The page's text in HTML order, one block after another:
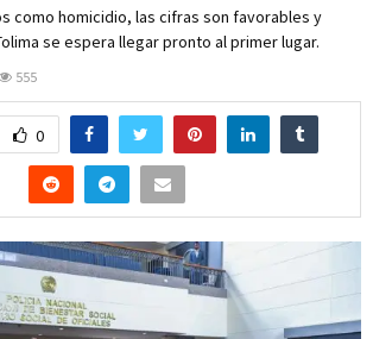
como homicidio, las cifras son favorables y
se espera llegar pronto al primer lugar.
555
0